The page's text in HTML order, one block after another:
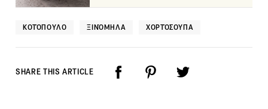
ΚΟΤΌΠΟΥΛΟ ΞΙΝΌΜΗΛΑ ΧΟΡΤΌΣΟΥΠΑ
SHARE THIS ARTICLE